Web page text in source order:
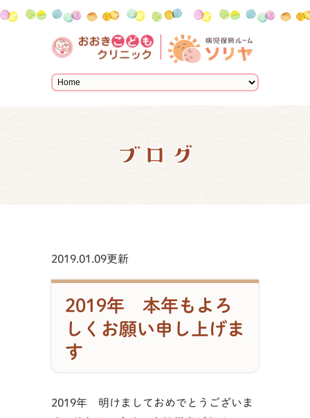
ブログ
2019.01.09更新
2019年 本年もよろ
しくお願い申し上げま
す
2019年 明けましておめでとうございま